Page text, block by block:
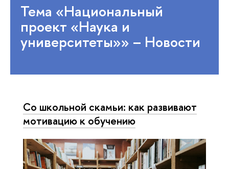
Тема «Национальный
проект «Наука и
университеты»» – Новости
Со школьной скамьи: как развивают
мотивацию к обучению